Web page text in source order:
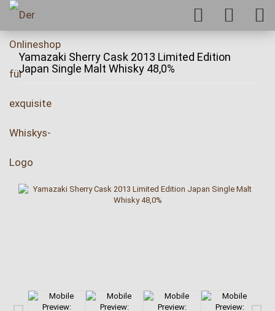
Yamazaki Sherry Cask 2013 Limited Edition
Japan Single Malt Whisky 48,0%